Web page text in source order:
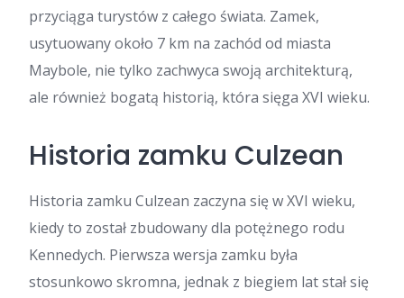
przyciąga turystów z całego świata. Zamek,
usytuowany około 7 km na zachód od miasta
Maybole, nie tylko zachwyca swoją architekturą,
ale również bogatą historią, która sięga XVI wieku.
Historia zamku Culzean
Historia zamku Culzean zaczyna się w XVI wieku,
kiedy to został zbudowany dla potężnego rodu
Kennedych. Pierwsza wersja zamku była
stosunkowo skromna, jednak z biegiem lat stał się